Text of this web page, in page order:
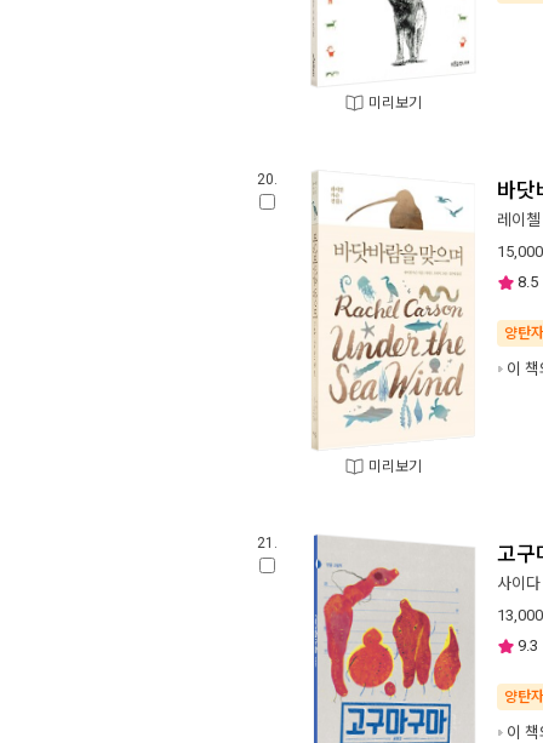
미리보기
20.
미리보기
바닷
레이
15,000
8.5
양탄
이
21. 고구
사이다
13,000
9.3
양탄
이